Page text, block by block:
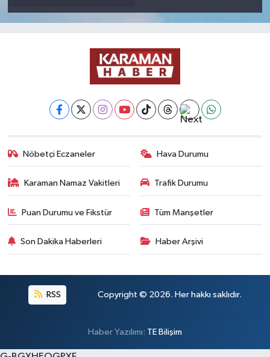
Nöbetçi Eczaneler Hava Durumu
Karaman Namaz Vakitleri Trafik Durumu
Puan Durumu ve Fikstür Tüm Manşetler
Son Dakika Haberleri Haber Arşivi
RSS Copyright © 2026. Her hakkı saklıdır.
Haber Yazılımı: TE Bilişim